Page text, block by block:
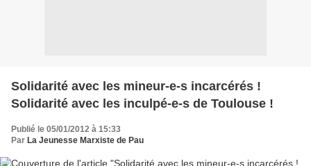
Solidarité avec les mineur-e-s incarcérés !
Solidarité avec les inculpé-e-s de Toulouse !
Publié le 05/01/2012 à 15:33
Par La Jeunesse Marxiste de Pau